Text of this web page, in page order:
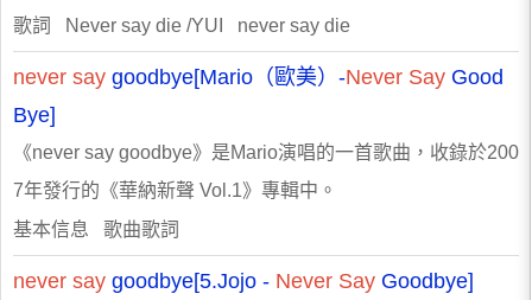
歌詞 Never say die /YUI never say die
never say goodbye[Mario（歐美）-Never Say Good
Bye]
《never say goodbye》是Mario演唱的一首歌曲，收錄於200
7年發行的《華納新聲 Vol.1》專輯中。
基本信息 歌曲歌詞
never say goodbye[5.Jojo - Never Say Goodbye]